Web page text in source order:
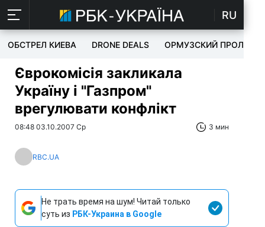
RU
ОБСТРЕЛ КИЕВА DRONE DEALS ОРМУЗСКИЙ ПРОЛИВ
Єврокомісія закликала
Україну і "Газпром"
врегулювати конфлікт
08:48 03.10.2007 Ср 3 мин
RBC.UA
Не трать время на шум! Читай только
суть из РБК-Украина в Google